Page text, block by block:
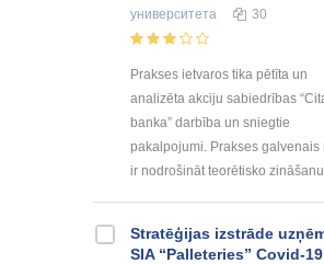
университета
30
Prakses ietvaros tika pētīta un
analizēta akciju sabiedrības
banka” darbība un sniegtie
pakalpojumi. Prakses galvenais
ir nodrošināt teorētisko
Stratēģijas izstrāde
SIA “Palleteries” Covid-19